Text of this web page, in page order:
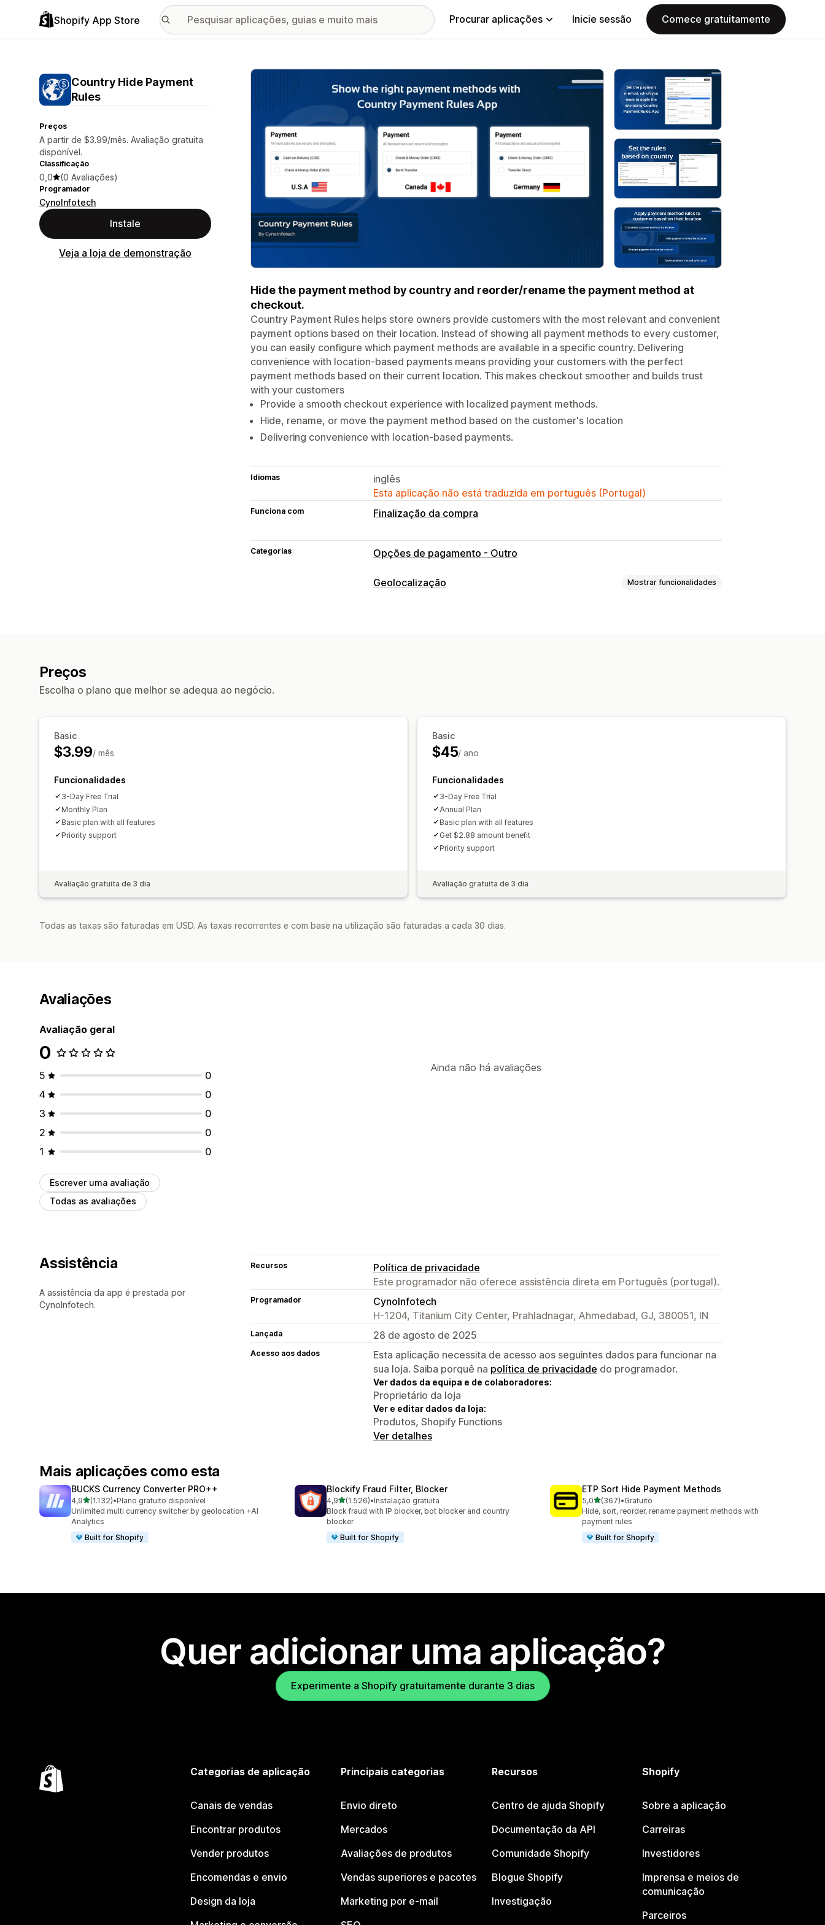
Shopify App Store Procurar aplicações Inicie sessão Comece gratuitamente
Country Hide Payment
Rules
Preços
A partir de $3.99/mês. Avaliação gratuita
disponível.
Classificação
0,0 (0 Avaliações)
Programador
CynoInfotech
Instale
Veja a loja de demonstração
Galeria de imagens em destaque
Hide the payment method by country and reorder/rename the payment method at
checkout.
Country Payment Rules helps store owners provide customers with the most relevant and convenient
payment options based on their location. Instead of showing all payment methods to every customer,
you can easily configure which payment methods are available in a specific country. Delivering
convenience with location-based payments means providing your customers with the perfect
payment methods based on their current location. This makes checkout smoother and builds trust
with your customers
Provide a smooth checkout experience with localized payment methods.
Hide, rename, or move the payment method based on the customer's location
Delivering convenience with location-based payments.
Idiomas
inglês
Esta aplicação não está traduzida em português (Portugal)
Funciona com Finalização da compra
Categorias Opções de pagamento - Outro
Geolocalização Mostrar funcionalidades
Preços
Escolha o plano que melhor se adequa ao negócio.
Basic
$3.99/ mês
Funcionalidades
3-Day Free Trial
Monthly Plan
Basic plan with all features
Priority support
Avaliação gratuita de 3 dia
Basic
$45/ ano
Funcionalidades
3-Day Free Trial
Annual Plan
Basic plan with all features
Get $2.88 amount benefit
Priority support
Avaliação gratuita de 3 dia
Todas as taxas são faturadas em USD. As taxas recorrentes e com base na utilização são faturadas a cada 30 dias.
Avaliações
Avaliação geral
0
5
0
4
0
3
0
2
0
1
0
Escrever uma avaliação
Todas as avaliações
Ainda não há avaliações
Assistência
A assistência da app é prestada por
CynoInfotech.
Recursos
Política de privacidade
Este programador não oferece assistência direta em Português (portugal).
Programador
CynoInfotech
H-1204, Titanium City Center, Prahladnagar, Ahmedabad, GJ, 380051, IN
Lançada 28 de agosto de 2025
Acesso aos dados
Esta aplicação necessita de acesso aos seguintes dados para funcionar na
sua loja. Saiba porquê na política de privacidade do programador.
Ver dados da equipa e de colaboradores:
Proprietário da loja
Ver e editar dados da loja:
Produtos, Shopify Functions
Ver detalhes
Mais aplicações como esta
BUCKS Currency Converter PRO++
4,9de 5 estrelas
(1.132)
1132 total de avaliações
•Plano gratuito disponível
Unlimited multi currency switcher by geolocation +AI
Analytics
Built for Shopify
Blockify Fraud Filter, Blocker
4,9de 5 estrelas
(1.526)
1526 total de avaliações
•Instalação gratuita
Block fraud with IP blocker, bot blocker and country
blocker
Built for Shopify
ETP Sort Hide Payment Methods
5,0de 5 estrelas
(367)
367 total de avaliações
•Gratuito
Hide, sort, reorder, rename payment methods with
payment rules
Built for Shopify
Quer adicionar uma aplicação?
Experimente a Shopify gratuitamente durante 3 dias
Categorias de aplicação
Canais de vendas
Encontrar produtos
Vender produtos
Encomendas e envio
Design da loja
Principais categorias
Envio direto
Mercados
Avaliações de produtos
Vendas superiores e pacotes
Marketing por e-mail
Recursos
Centro de ajuda Shopify
Documentação da API
Comunidade Shopify
Blogue Shopify
Investigação
Shopify
Sobre a aplicação
Carreiras
Investidores
Imprensa e meios de
comunicação
Parceiros